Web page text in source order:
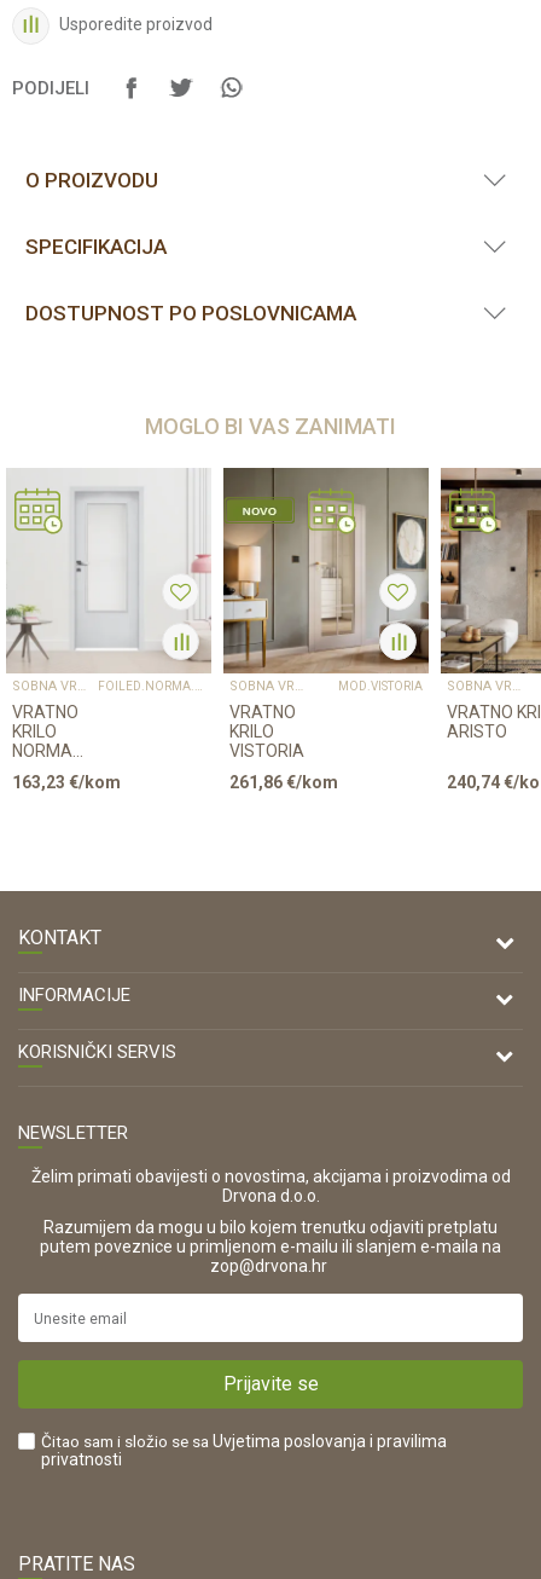
Usporedite proizvod
PODIJELI
O PROIZVODU
SPECIFIKACIJA
DOSTUPNOST PO POSLOVNICAMA
MOGLO BI VAS ZANIMATI
SOBNA VRATA
VRATNO
KRILO
NORMA
163,23 €/kom
SOBNA VRATA MOD.VISTORIA
VRATNO
KRILO
VISTORIA
261,86€/kom
SOBNA VRATA
VRATNO
ARISTO
240,74€/
KONTAKT
DRVONA D.O.O.
Antuna Mihanovića 7,
47000 Karlovac
OIB:
42821181683
16280
https://www.drvona.hr/
POREZNI BROJ:
INFORMACIJE
O nama
KORISNIČKI SERVIS
Zaštita privatnosti i osobnih podataka
Korištenje kolačića
Pravo na odustajanje i jednostrani raskid ugovora
Reklamacije
Plaćanje karticama
Što dobivam registracijom?
NEWSLETTER
Želim primati obavijesti o novostima, akcijama i proizvodima od
Drvona d.o.o.
Razumijem da mogu u bilo kojem trenutku odjaviti pretplatu
putem poveznice u primljenom e-mailu ili slanjem e-maila na
zop@drvona.hr
Prijavite se
Čitao sam i složio se sa Uvjetima poslovanja i pravilima
privatnosti
PRATITE NAS